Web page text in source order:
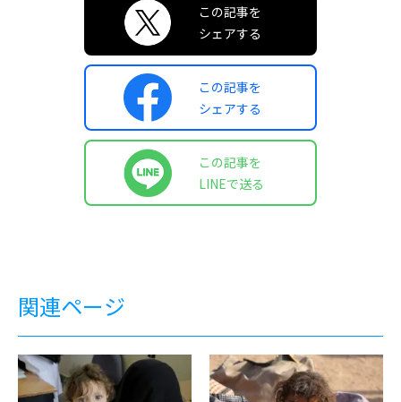
この記事を
シェアする
この記事を
シェアする
この記事を
LINEで送る
関連ページ